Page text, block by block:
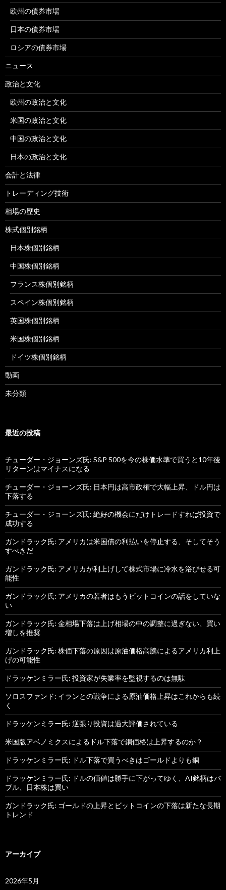
欧州の債券市場
日本の債券市場
ロシアの債券市場
ニュース
政治と文化
欧州の政治と文化
米国の政治と文化
中国の政治と文化
日本の政治と文化
会計と法律
トレーディング技術
相場の歴史
株式個別銘柄
日本株個別銘柄
中国株個別銘柄
フランス株個別銘柄
スペイン株個別銘柄
英国株個別銘柄
米国株個別銘柄
ドイツ株個別銘柄
動画
未分類
最近の投稿
チューダー・ジョーンズ氏: S&P 500を今の株価水準で買うと10年後
リターンはマイナスになる
チューダー・ジョーンズ氏: 日本円は高市政権で大幅上昇、ドル円は
下落する
チューダー・ジョーンズ氏: 絶好の機会にだけトレードすれば投資で
成功する
ガンドラック氏: アメリカは米国債の利払いを停止する、そしてそう
すべきだ
ガンドラック氏: アメリカが利上げして株式市場に冷水を浴びせる可
能性
ガンドラック氏: アメリカの若者はもうビットコインの話をしていな
い
ガンドラック氏: 金相場下落は上げ相場の中の調整に過ぎない、買い
増しを推奨
ガンドラック氏: 株価下落の原因は原油価格高騰によるアメリカ利上
げの可能性
ドラッケンミラー氏: 投資家が失業率を監視するのは無駄
ソロスファンド: イランとの戦争による原油価格上昇はこれからも続
く
ドラッケンミラー氏: 逆張り投資は過大評価されている
米国版アベノミクスによるドル下落で銅価格は上昇するのか？
ドラッケンミラー氏: ドル下落で買うべきはゴールドよりも銅
ドラッケンミラー氏: ドルの価値は勝手に下がってゆく、AI銘柄はバ
ブル、日本株は買い
ガンドラック氏: ゴールドの上昇とビットコインの下落は新たな長期
トレンド
アーカイブ
2026年5月